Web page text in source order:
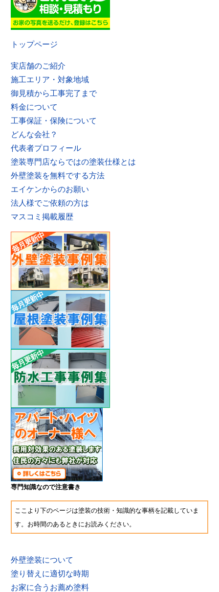
トップページ
実店舗のご紹介
施工エリア・対象地域
御見積から工事完了まで
料金について
工事保証・保険について
どんな会社？
代表者プロフィール
塗装専門店ならではの塗装仕様とは
外壁塗装を無料でする方法
エイケンからのお願い
法人様でご依頼の方は
マスコミ掲載履歴
専門知識なので注意書き
ここより下のページは塗装の技術・知識的な事柄を記載していま
す。お時間のあるときにお読みください。
外壁塗装について
塗り替えに適切な時期
お家に合うお薦め塗料